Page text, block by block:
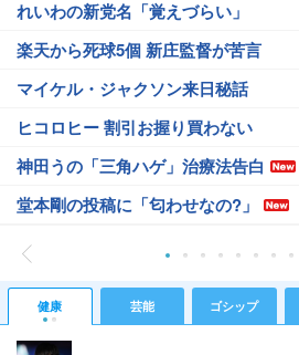
れいわの新党名「覚えづらい」
楽天から死球5個 新庄監督が苦言
マイケル・ジャクソン来日秘話
ヒコロヒー 割引お握り買わない
神田うの「三角ハゲ」治療法告白
堂本剛の投稿に「匂わせなの?」
健康 芸能 ゴシップ